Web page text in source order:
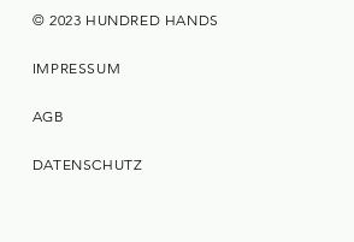
© 2023 HUNDRED HANDS
IMPRESSUM
AGB
DATENSCHUTZ